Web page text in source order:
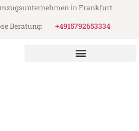
in Frankfurt
Beratung:
+4915792653334